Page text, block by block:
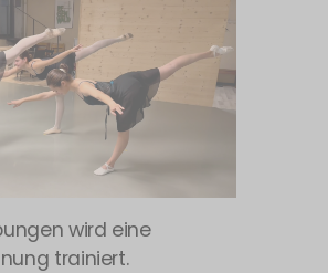
wird eine
trainiert.